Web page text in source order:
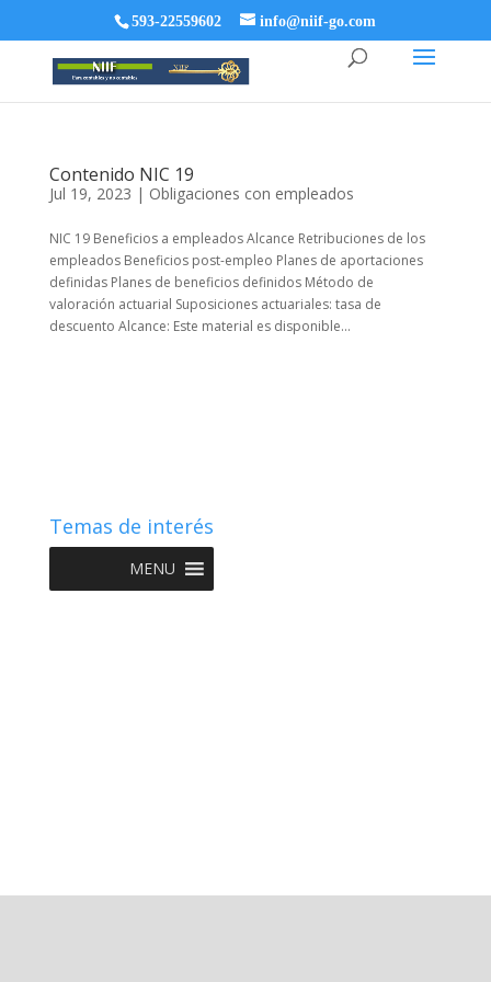
593-22559602 info@niif-go.com
Contenido NIC 19
Jul 19, 2023 | Obligaciones con empleados
NIC 19 Beneficios a empleados Alcance Retribuciones de los
empleados Beneficios post-empleo Planes de aportaciones
definidas Planes de beneficios definidos Método de
valoración actuarial Suposiciones actuariales: tasa de
descuento Alcance: Este material es disponible...
Temas de interés
MENU